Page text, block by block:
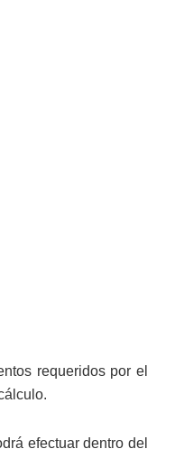
requeridos por el
efectuar dentro del